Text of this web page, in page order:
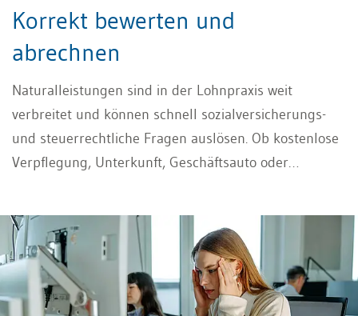
Korrekt bewerten und
abrechnen
Naturalleistungen sind in der Lohnpraxis weit
verbreitet und können schnell sozialversicherungs-
und steuerrechtliche Fragen auslösen. Ob kostenlose
Verpflegung, Unterkunft, Geschäftsauto oder
korrekt bewertet, abgerechnet und im Lohnausweis
deklariert werden muss.